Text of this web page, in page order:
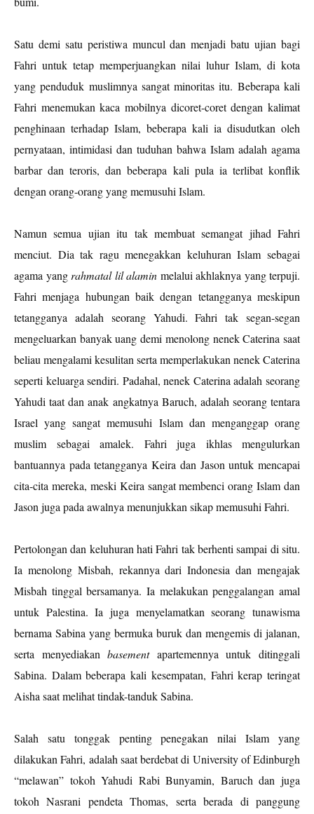
Satu demi satu peristiwa muncul dan menjadi batu ujian bagi
Fahri untuk tetap memperjuangkan nilai luhur Islam, di kota
yang penduduk muslimnya sangat minoritas itu. Beberapa kali
Fahri menemukan kaca mobilnya dicoret-coret dengan kalimat
penghinaan terhadap Islam, beberapa kali ia disudutkan oleh
pernyataan, intimidasi dan tuduhan bahwa Islam adalah agama
barbar dan teroris, dan beberapa kali pula ia terlibat konflik
dengan orang-orang yang memusuhi Islam.
Namun semua ujian itu tak membuat semangat jihad Fahri
menciut. Dia tak ragu menegakkan keluhuran Islam sebagai
agama yangrahmatal lil alamin melalui akhlaknya yang terpuji.
Fahri menjaga hubungan baik dengan tetangganya meskipun
tetangganya adalah seorang Yahudi. Fahri tak segan-segan
mengeluarkan banyak uang demi menolong nenek Caterina saat
beliau mengalami kesulitan serta memperlakukan nenek Caterina
seperti keluarga sendiri. Padahal, nenek Caterina adalah seorang
Yahudi taat dan anak angkatnya Baruch, adalah seorang tentara
Israel yang sangat memusuhi Islam dan menganggap orang
muslim sebagai amalek. Fahri juga ikhlas mengulurkan
bantuannya pada tetangganya Keira dan Jason untuk mencapai
cita-cita mereka, meski Keira sangat membenci orang Islam dan
Jason juga pada awalnya menunjukkan sikap memusuhi Fahri.
Pertolongan dan keluhuran hati Fahri tak berhenti sampai di situ.
Ia menolong Misbah, rekannya dari Indonesia dan mengajak
Misbah tinggal bersamanya. Ia melakukan penggalangan amal
untuk Palestina. Ia juga menyelamatkan seorang tunawisma
bernama Sabina yang bermuka buruk dan mengemis di jalanan,
serta menyediakanbasementapartemennya untuk ditinggali
Sabina. Dalam beberapa kali kesempatan, Fahri kerap teringat
Aisha saat melihat tindak-tanduk Sabina.
Salah satu tonggak penting penegakan nilai Islam yang
dilakukan Fahri, adalah saat berdebat di University of Edinburgh
“melawan” tokoh Yahudi Rabi Bunyamin, Baruch dan juga
tokoh Nasrani pendeta Thomas, serta berada di panggung